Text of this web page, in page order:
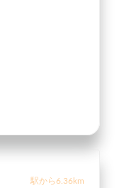
駅から6.36km